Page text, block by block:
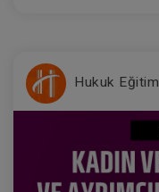
Hukuk Eğitim